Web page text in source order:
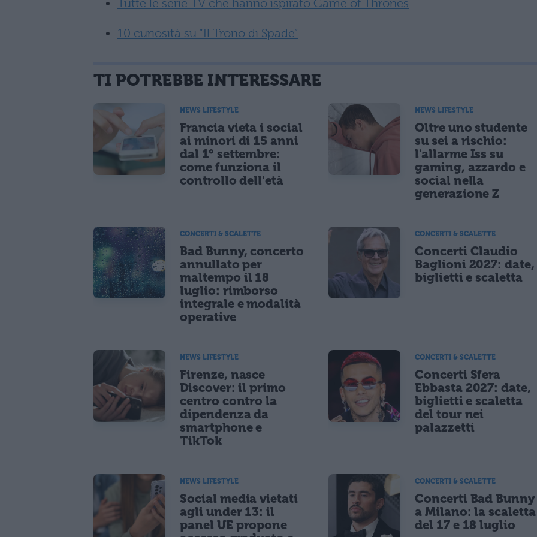
Tutte le serie TV che hanno ispirato Game of Thrones
10 curiosità su “Il Trono di Spade”
TI POTREBBE INTERESSARE
NEWS LIFESTYLE
Francia vieta i social
ai minori di 15 anni
dal 1° settembre:
come funziona il
controllo dell'età
NEWS LIFESTYLE
Oltre uno studente
su sei a rischio:
l'allarme Iss su
gaming, azzardo e
social nella
generazione Z
CONCERTI & SCALETTE
Bad Bunny, concerto
annullato per
maltempo il 18
luglio: rimborso
integrale e modalità
operative
CONCERTI & SCALETTE
Concerti Claudio
Baglioni 2027: date,
biglietti e scaletta
NEWS LIFESTYLE
Firenze, nasce
Discover: il primo
centro contro la
dipendenza da
smartphone e
TikTok
CONCERTI & SCALETTE
Concerti Sfera
Ebbasta 2027: date,
biglietti e scaletta
del tour nei
palazzetti
NEWS LIFESTYLE
Social media vietati
agli under 13: il
panel UE propone
CONCERTI & SCALETTE
Concerti Bad Bunny
a Milano: la scaletta
del 17 e 18 luglio